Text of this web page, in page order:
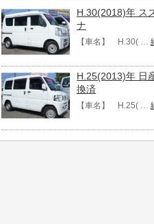
H.30(2018)年 ス
ナ
【車名】 H.30( …
H.25(2013)年 日
換済
【車名】 H.25( …